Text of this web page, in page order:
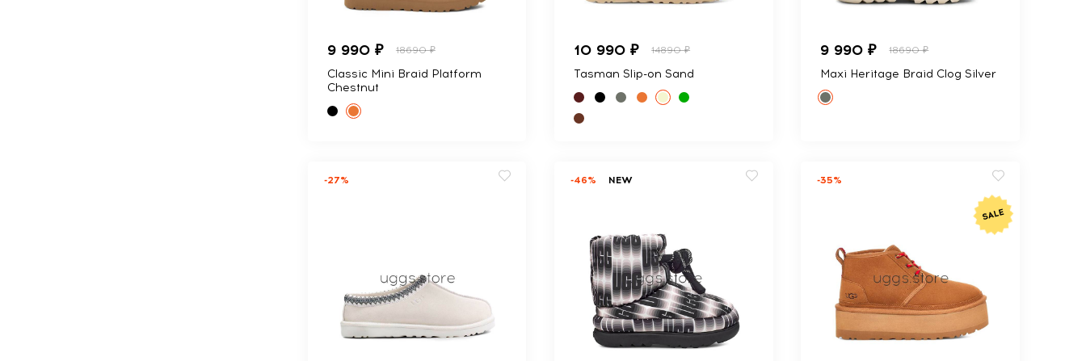
9 990 ₽ 18690 ₽
Classic Mini Braid Platform
Chestnut
10 990 ₽ 14890 ₽
Tasman Slip-on Sand
9 990 ₽ 18690 ₽
Maxi Heritage Braid Clog Silver
-27% -46% NEW -35%